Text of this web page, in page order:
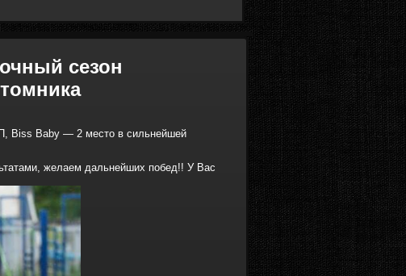
сезон
Biss Baby — 2 место в сильнейшей
желаем дальнейших побед!! У Вас